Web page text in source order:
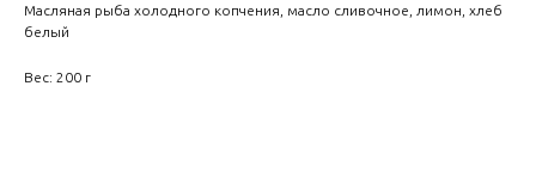
Масляная рыба холодного копчения, масло сливочное, лимон, хлеб
белый
Вес: 200 г